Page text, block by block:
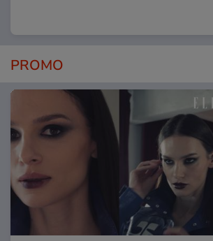
PROMO